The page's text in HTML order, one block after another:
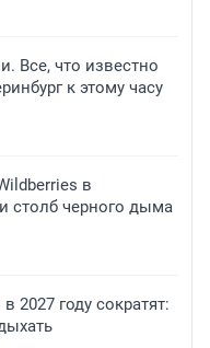
Все, что известно
к этому часу
в
столб черного дыма
2027 году сократят: